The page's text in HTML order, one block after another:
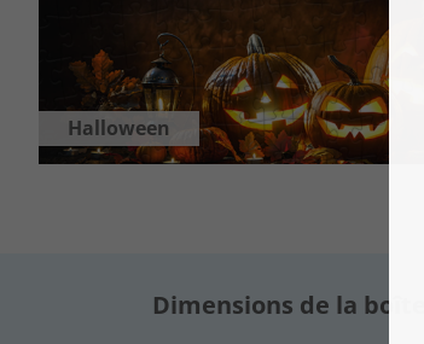
Halloween
Dimensions de la boîte :